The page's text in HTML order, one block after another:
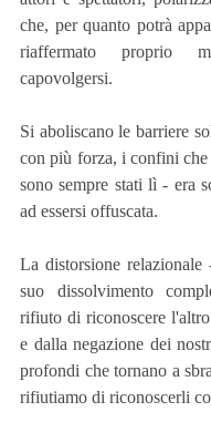
che, per quanto potrà
riaffermato proprio
capovolgersi.
Si aboliscano le barriere
con più forza, i confini che
sono sempre stati lì - era
ad essersi offuscata.
La distorsione
suo dissolvimento
rifiuto di riconoscere
e dalla negazione dei
profondi che tornano a
rifiutiamo di riconoscerli